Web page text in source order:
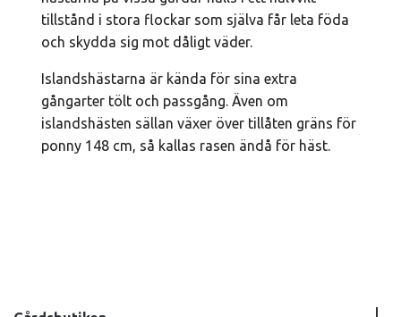
tillstånd i stora flockar som själva får leta föda
och skydda sig mot dåligt väder.
Islandshästarna är kända för sina extra
gångarter tölt och passgång. Även om
islandshästen sällan växer över tillåten gräns för
ponny 148 cm, så kallas rasen ändå för häst.